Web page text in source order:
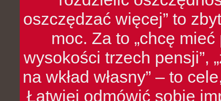
oszczędzać więcej” to
moc. Za to „chcę
wysokości trzech pensji”,
na wkład własny” – to
Łatwiej odmówić sobie